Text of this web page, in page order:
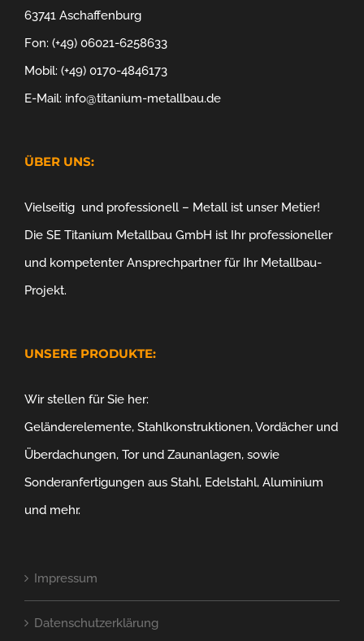
63741 Aschaffenburg
Fon: (+49) 06021-6258633
Mobil: (+49) 0170-4846173
E-Mail: info@titanium-metallbau.de
ÜBER UNS:
Vielseitig und professionell – Metall ist unser Metier!
Die SE Titanium Metallbau GmbH ist Ihr professioneller
und kompetenter Ansprechpartner für Ihr Metallbau-
Projekt.
UNSERE PRODUKTE:
Wir stellen für Sie her:
Geländerelemente, Stahlkonstruktionen, Vordächer und
Überdachungen, Tor und Zaunanlagen, sowie
Sonderanfertigungen aus Stahl, Edelstahl, Aluminium
und mehr.
Impressum
Datenschutzerklärung